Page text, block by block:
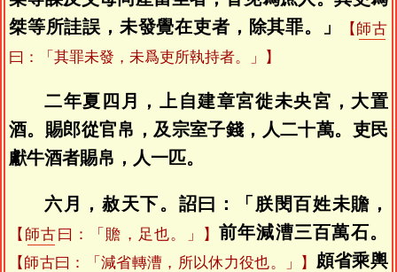
桀等所詿誤，未發覺在吏者，除其罪。」
【 師古
曰：「其罪未發，未爲吏所執持者。」】
二年夏四月，上自建章宮徙未央宮，大置
酒。賜郎從官帛，及宗室子錢，人二十萬。吏民
獻牛酒者賜帛，人一匹。
六月，赦天下。詔曰：「朕閔百姓未贍，
【 師古曰：「贍，足也。」】 前年減漕三百萬石。
【 師古曰：「減省轉漕，所以休力役也。」】 頗省乘輿